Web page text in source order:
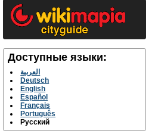
Доступные языки:
العربية
Deutsch
English
Español
Français
Português
Русский